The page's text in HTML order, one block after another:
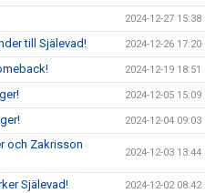
2024-12-27 15:38
till Själevad! 2024-12-26 17:20
2024-12-19 18:51
2024-12-05 15:09
2024-12-04 09:03
och Zakrisson
2024-12-03 13:44
Själevad! 2024-12-02 08:42